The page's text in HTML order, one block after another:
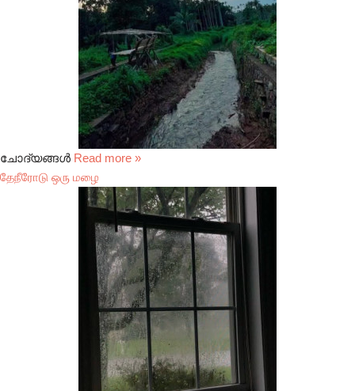
ചോദ്യങ്ങൾ Read more »
தேநீரோடு ஒரு மழை